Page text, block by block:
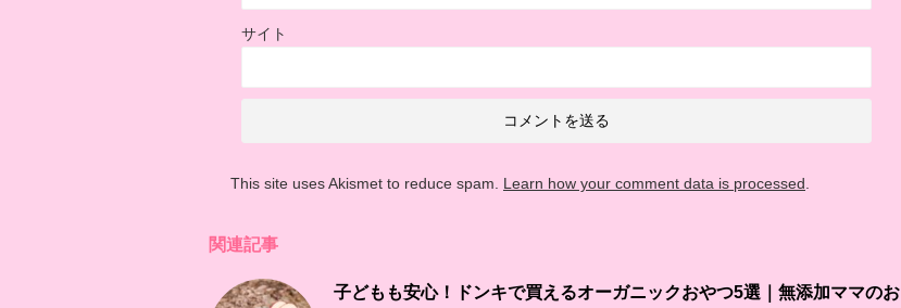
サイト
This site uses Akismet to reduce spam. Learn how your comment data is processed
関連記事
子どもも安心！ドンキで買えるオーガニックおやつ5選｜無添加ママのお